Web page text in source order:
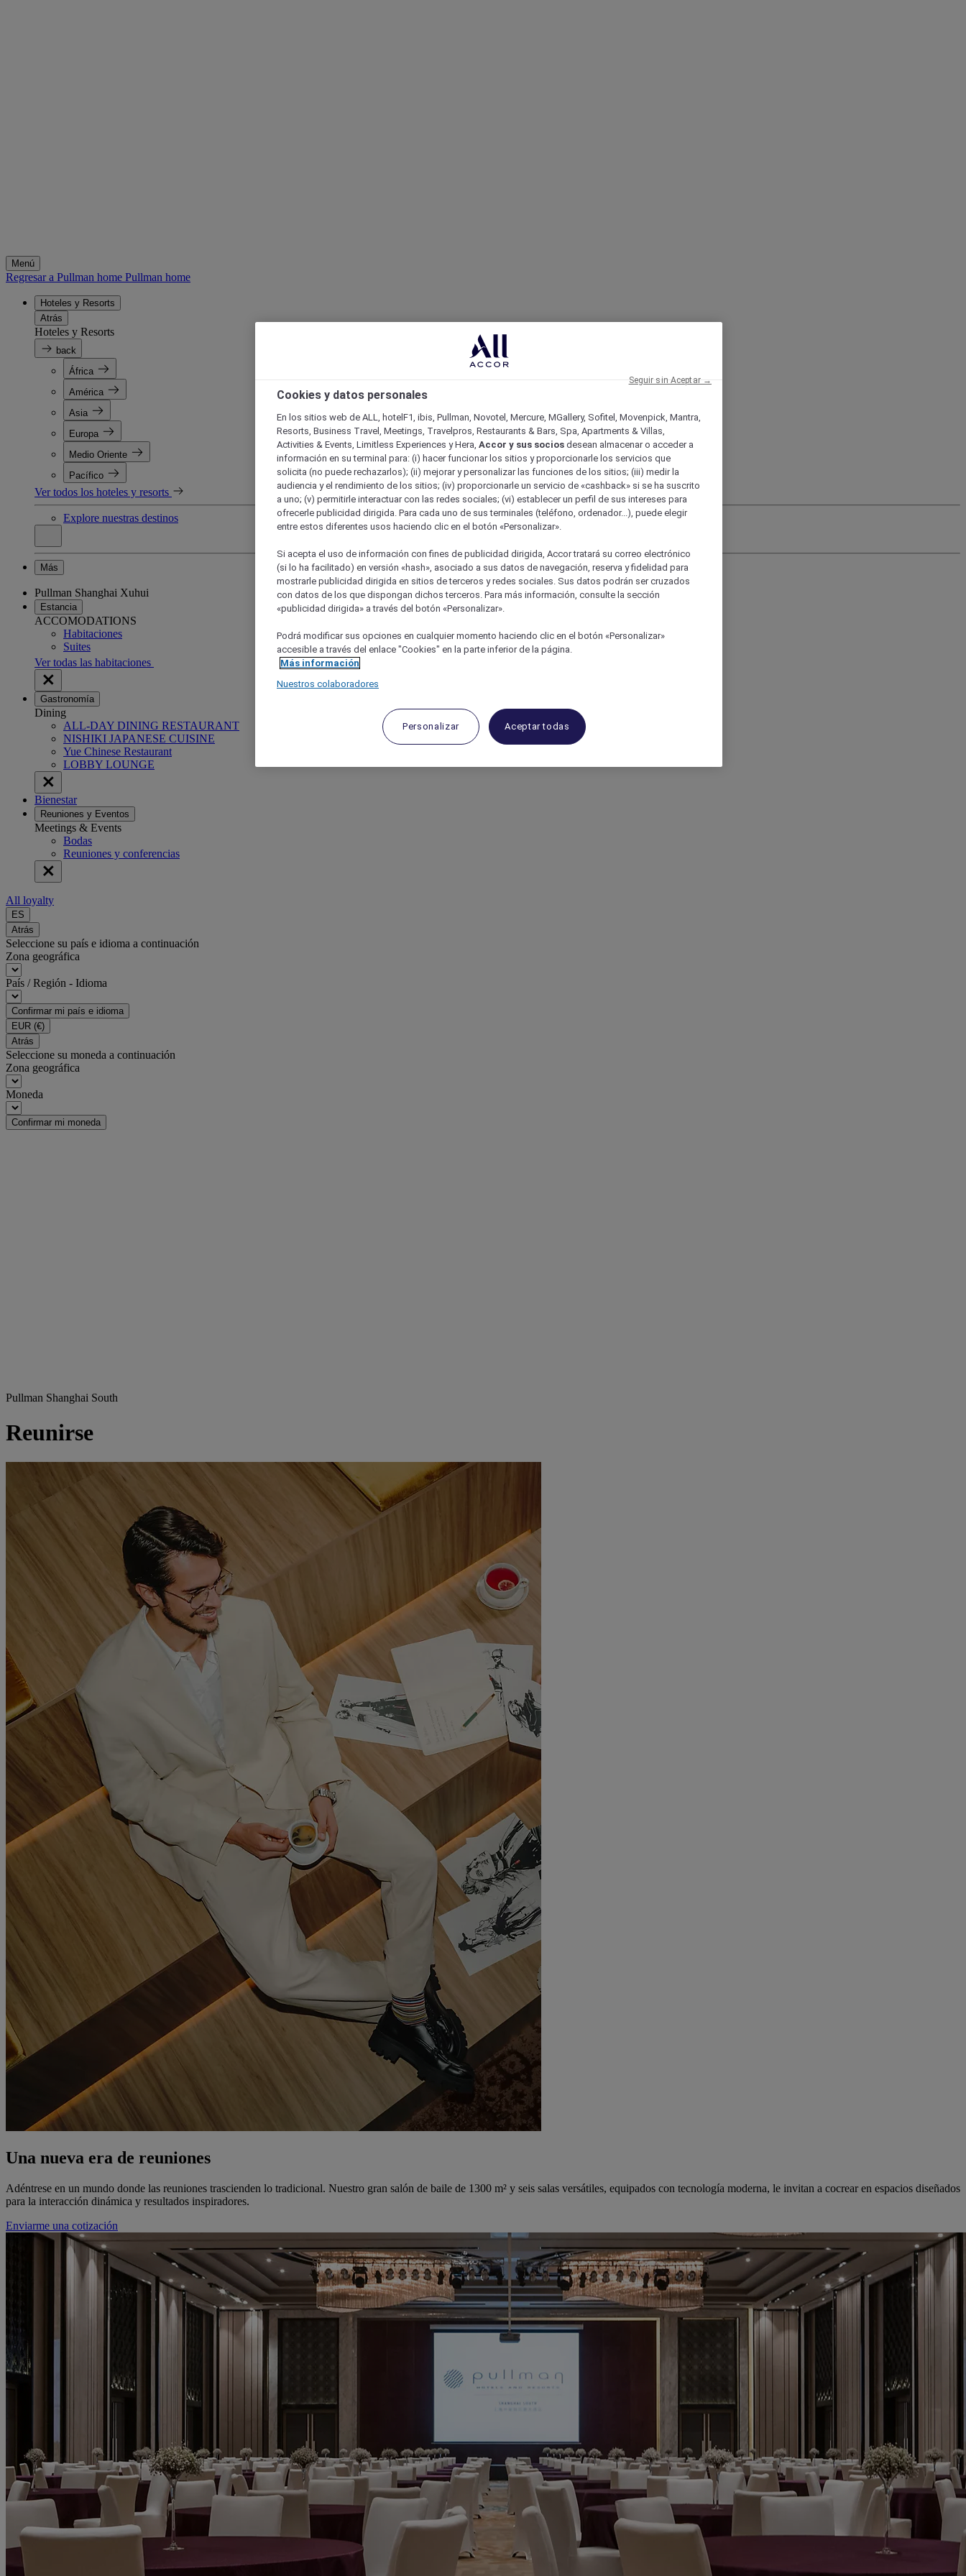
Menú
Regresar a Pullman home Pullman home
Hoteles y Resorts
Atrás
Hoteles y Resorts
back
África
América
Asia
Europa
Medio Oriente
Pacífico
Ver todos los hoteles y resorts
Explore nuestras destinos
Más
Pullman Shanghai Xuhui
Estancia
ACCOMODATIONS
Habitaciones
Suites
Ver todas las habitaciones
Gastronomía
Dining
ALL-DAY DINING RESTAURANT
NISHIKI JAPANESE CUISINE
Yue Chinese Restaurant
LOBBY LOUNGE
Bienestar
Reuniones y Eventos
Meetings & Events
Bodas
Reuniones y conferencias
All loyalty
ES
Atrás
Seleccione su país e idioma a continuación
Zona geográfica
País / Región - Idioma
Confirmar mi país e idioma
EUR (€)
Atrás
Seleccione su moneda a continuación
Zona geográfica
Moneda
Confirmar mi moneda
Pullman Shanghai South
Reunirse
Una nueva era de reuniones
Adéntrese en un mundo donde las reuniones trascienden lo tradicional. Nuestro gran salón de baile de 1300 m² y seis salas versátiles, equipados con tecnología moderna, le invitan a cocrear en espacios diseñados
para la interacción dinámica y resultados inspiradores.
Enviarme una cotización
Cookies y datos personales
En los sitios web de ALL, hotelF1, ibis, Pullman, Novotel, Mercure, MGallery, Sofitel, Movenpick, Mantra,
Resorts, Business Travel, Meetings, Travelpros, Restaurants & Bars, Spa, Apartments & Villas,
Activities & Events, Limitless Experiences y Hera, Accor y sus socios desean almacenar o acceder a
información en su terminal para: (i) hacer funcionar los sitios y proporcionarle los servicios que
solicita (no puede rechazarlos); (ii) mejorar y personalizar las funciones de los sitios; (iii) medir la
audiencia y el rendimiento de los sitios; (iv) proporcionarle un servicio de «cashback» si se ha suscrito
a uno; (v) permitirle interactuar con las redes sociales; (vi) establecer un perfil de sus intereses para
ofrecerle publicidad dirigida. Para cada uno de sus terminales (teléfono, ordenador...), puede elegir
entre estos diferentes usos haciendo clic en el botón «Personalizar».
Si acepta el uso de información con fines de publicidad dirigida, Accor tratará su correo electrónico
(si lo ha facilitado) en versión «hash», asociado a sus datos de navegación, reserva y fidelidad para
mostrarle publicidad dirigida en sitios de terceros y redes sociales. Sus datos podrán ser cruzados
con datos de los que dispongan dichos terceros. Para más información, consulte la sección
«publicidad dirigida» a través del botón «Personalizar».
Podrá modificar sus opciones en cualquier momento haciendo clic en el botón «Personalizar»
accesible a través del enlace "Cookies" en la parte inferior de la página.
Más información
Nuestros colaboradores
Personalizar Aceptar todas
Seguir sin Aceptar →